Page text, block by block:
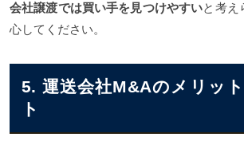
会社譲渡では買い手を見つけやすいと考え
心してください。
5. 運送会社M&Aのメリッ
ト